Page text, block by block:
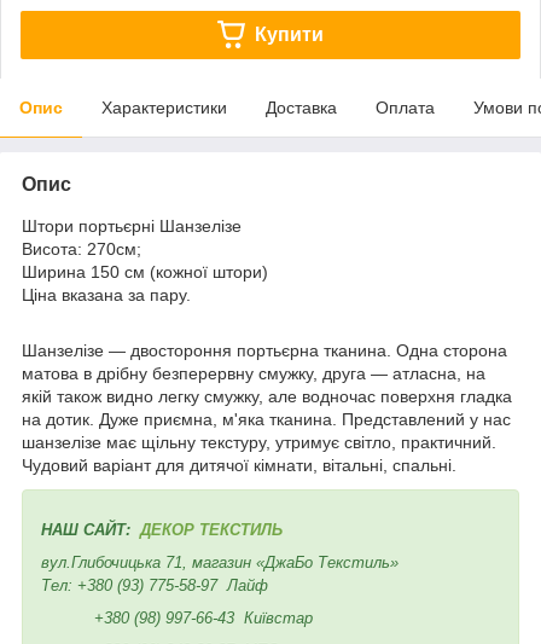
Купити
Опис Характеристики Доставка Оплата Умови
Опис
Штори портьєрні Шанзелізе
Висота: 270см;
Ширина 150 см (кожної штори)
Ціна вказана за пару.
Шанзелізе — двостороння портьєрна тканина. Одна сторона
матова в дрібну безперервну смужку, друга — атласна, на
якій також видно легку смужку, але водночас поверхня гладка
на дотик. Дуже приємна, м'яка тканина. Представлений у нас
шанзелізе має щільну текстуру, утримує світло, практичний.
Чудовий варіант для дитячої кімнати, вітальні, спальні.
НАШ САЙТ: ДЕКОР ТЕКСТИЛЬ
вул.Глибочицька 71, магазин «ДжаБо Текстиль»
Тел: +380 (93) 775-58-97 Лайф
+380 (98) 997-66-43 Київстар